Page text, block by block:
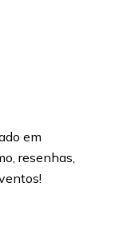
em
resenhas,